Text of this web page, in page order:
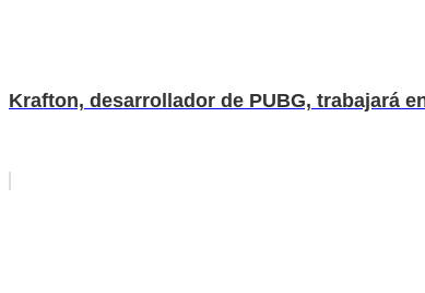
Krafton, desarrollador de PUBG, trabajará